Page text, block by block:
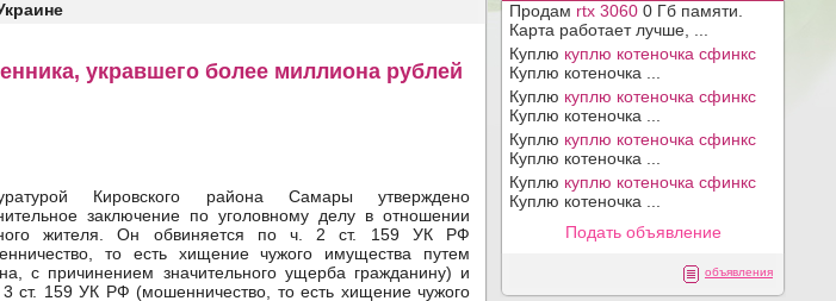
укравшего более миллиона рублей
Кировского района Самары утверждено
заключение по уголовному делу в отношении
жителя. Он обвиняется по ч. 2 ст. 159 УК РФ
то есть хищение чужого имущества путем
с причинением значительного ущерба гражданину) и
ст. 159 УК РФ (мошенничество, то есть хищение чужого
Продам rtx 3060 0 Гб памяти.
Карта работает лучше, ...
Куплю куплю котеночка сфинкс
Куплю котеночка ...
Куплю куплю котеночка сфинкс
Куплю котеночка ...
Куплю куплю котеночка сфинкс
Куплю котеночка ...
Куплю куплю котеночка сфинкс
Куплю котеночка ...
Подать объявление
объявления